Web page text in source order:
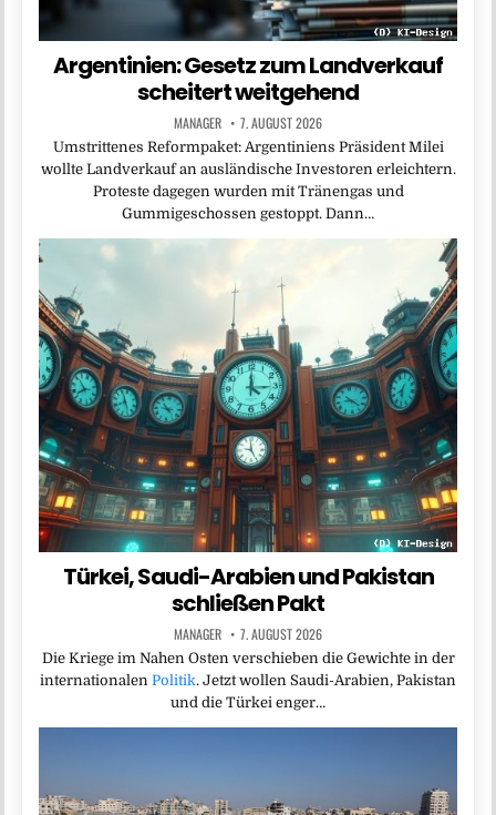
Argentinien: Gesetz zum Landverkauf
scheitert weitgehend
MANAGER 7. AUGUST 2026
Umstrittenes Reformpaket: Argentiniens Präsident Milei
wollte Landverkauf an ausländische Investoren erleichtern.
Proteste dagegen wurden mit Tränengas und
Gummigeschossen gestoppt. Dann…
Türkei, Saudi-Arabien und Pakistan
schließen Pakt
MANAGER 7. AUGUST 2026
Die Kriege im Nahen Osten verschieben die Gewichte in der
internationalen Politik. Jetzt wollen Saudi-Arabien, Pakistan
und die Türkei enger…